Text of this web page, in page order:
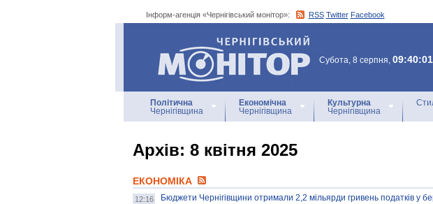
Інформ-агенція «Чернігівський монітор»: RSS Twitter Facebook
Інформ-агенція
«Чернігівський монітор»
Субота, 8 серпня, 09:40:01
Політична
Чернігівщина
Економічна
Чернігівщина
Культурна
Чернігівщина
Архiв: 8 квітня 2025
ЕКОНОМІКА
12:16 Бюджети Чернігівщини отримали 2,2 мільярди гривень податків у